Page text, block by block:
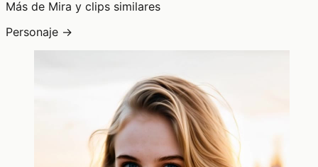
Más de Mira y clips similares
Personaje →